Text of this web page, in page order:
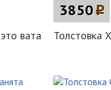
вата
3850p
Толстовка